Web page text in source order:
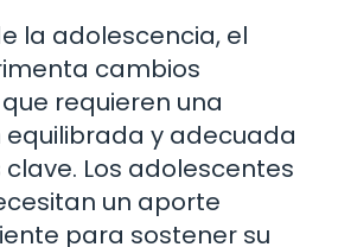
la adolescencia, el
cambios
requieren una
y adecuada
Los adolescentes
un aporte
para sostener su